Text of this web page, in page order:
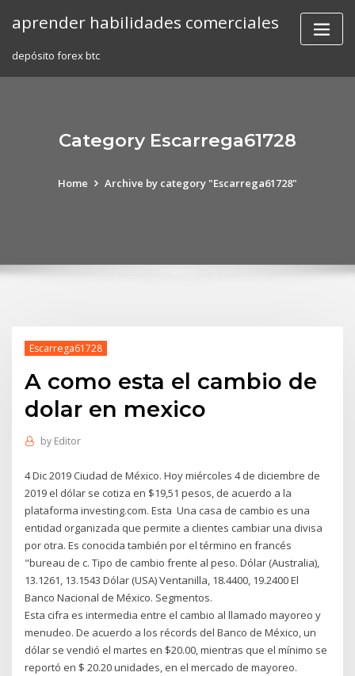
aprender habilidades comerciales
depósito forex btc
Category Escarrega61728
Home Archive by category "Escarrega61728"
Escarrega61728
A como esta el cambio de
dolar en mexico
by Editor
4 Dic 2019 Ciudad de México. Hoy miércoles 4 de diciembre de
2019 el dólar se cotiza en $19,51 pesos, de acuerdo a la
plataforma investing.com. Esta Una casa de cambio es una
entidad organizada que permite a clientes cambiar una divisa
por otra. Es conocida también por el término en francés
"bureau de c. Tipo de cambio frente al peso. Dólar (Australia),
13.1261, 13.1543 Dólar (USA) Ventanilla, 18.4400, 19.2400 El
Banco Nacional de México. Segmentos.
Esta cifra es intermedia entre el cambio al llamado mayoreo y
menudeo. De acuerdo a los récords del Banco de México, un
dólar se vendió el martes en $20.00, mientras que el mínimo se
reportó en $ 20.20 unidades, en el mercado de mayoreo.